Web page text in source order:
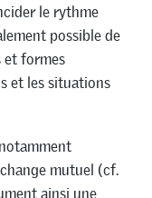
le rythme
possible de
et formes
et les situations
mutuel (cf.
ainsi une